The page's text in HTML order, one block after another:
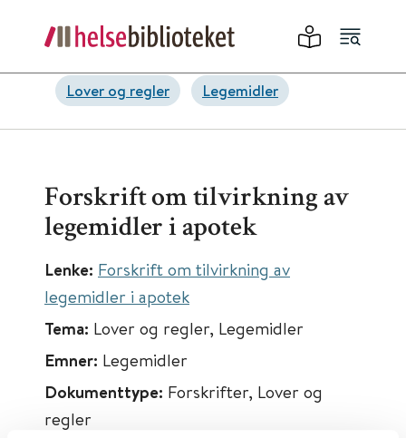
Lover og regler Legemidler
Forskrift om tilvirkning av
legemidler i apotek
Lenke: Forskrift om tilvirkning av
legemidler i apotek
Tema: Lover og regler, Legemidler
Emner: Legemidler
Dokumenttype: Forskrifter, Lover og
regler